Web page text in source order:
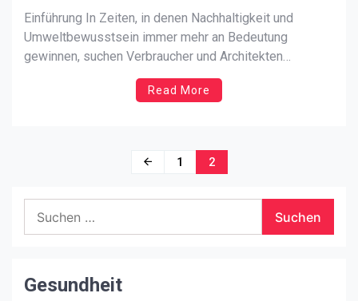
wandverkleidungen
Einführung In Zeiten, in denen Nachhaltigkeit und
Umweltbewusstsein immer mehr an Bedeutung
gewinnen, suchen Verbraucher und Architekten
gleichermaßen nach Alternativen zu herkömmlichen
Baumaterialien. Einer der interessantesten Trends der
Korkeiche gewonnen und bietet nicht nur eine […]
Read More
Beitragsnavigation 1 2
nach:
Gesundheit